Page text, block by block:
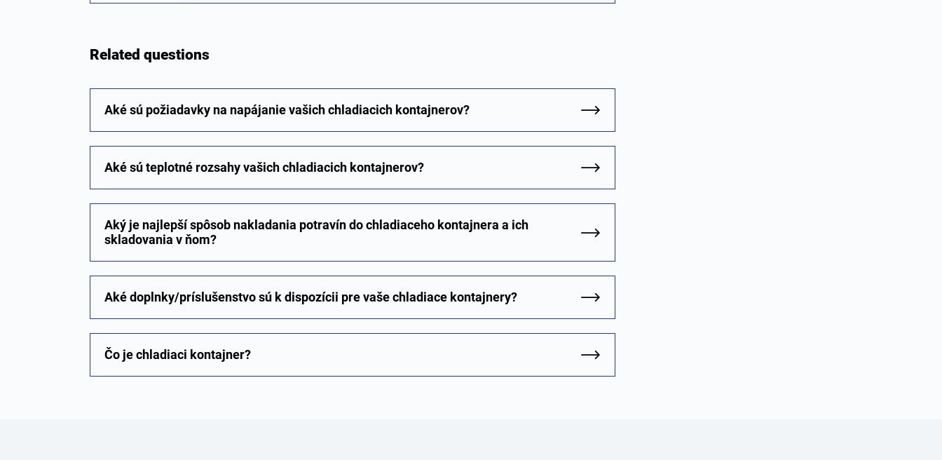
Related questions
Aké sú požiadavky na napájanie vašich chladiacich kontajnerov?
Aké sú teplotné rozsahy vašich chladiacich kontajnerov?
Aký je najlepší spôsob nakladania potravín do chladiaceho kontajnera a ich
skladovania v ňom?
Aké doplnky/príslušenstvo sú k dispozícii pre vaše chladiace kontajnery?
Čo je chladiaci kontajner?